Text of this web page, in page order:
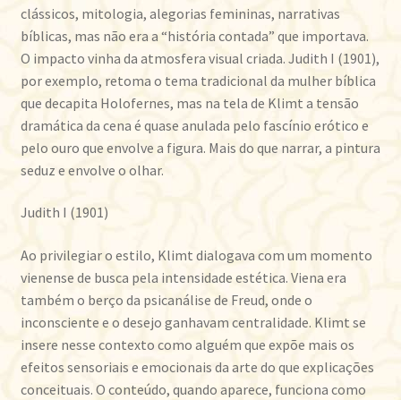
clássicos, mitologia, alegorias femininas, narrativas
bíblicas, mas não era a “história contada” que importava.
O impacto vinha da atmosfera visual criada. Judith I (1901),
por exemplo, retoma o tema tradicional da mulher bíblica
que decapita Holofernes, mas na tela de Klimt a tensão
dramática da cena é quase anulada pelo fascínio erótico e
pelo ouro que envolve a figura. Mais do que narrar, a pintura
seduz e envolve o olhar.
Judith I (1901)
Ao privilegiar o estilo, Klimt dialogava com um momento
vienense de busca pela intensidade estética. Viena era
também o berço da psicanálise de Freud, onde o
inconsciente e o desejo ganhavam centralidade. Klimt se
insere nesse contexto como alguém que expõe mais os
efeitos sensoriais e emocionais da arte do que explicações
conceituais. O conteúdo, quando aparece, funciona como